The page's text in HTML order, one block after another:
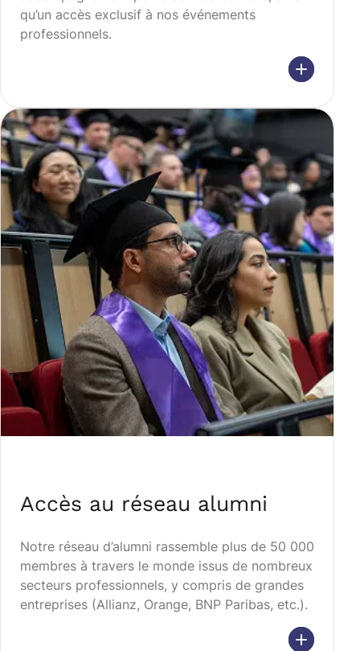
qu’un accès exclusif à nos événements
professionnels.
Accès au réseau alumni
Notre réseau d’alumni rassemble plus de 50 000
membres à travers le monde issus de nombreux
secteurs professionnels, y compris de grandes
entreprises (Allianz, Orange, BNP Paribas, etc.).